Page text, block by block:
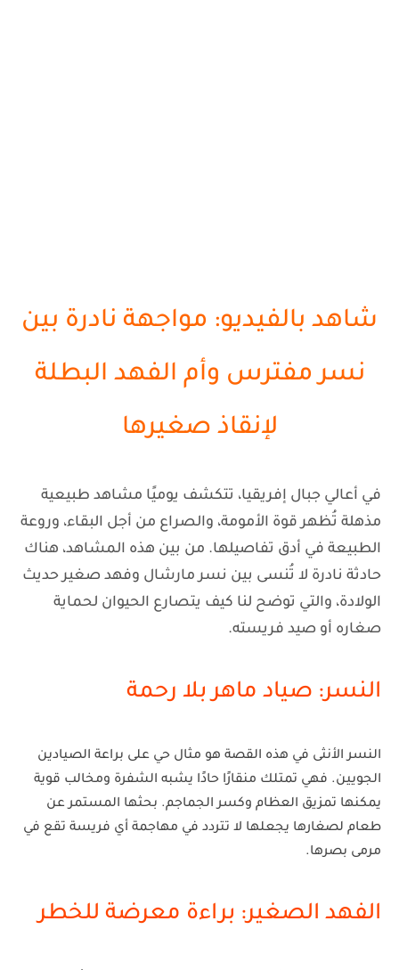
شاهد بالفيديو: مواجهة نادرة بين
نسر مفترس وأم الفهد البطلة
لإنقاذ صغيرها
في أعالي جبال إفريقيا، تتكشف يوميًا مشاهد طبيعية
مذهلة تُظهر قوة الأمومة، والصراع من أجل البقاء، وروعة
الطبيعة في أدق تفاصيلها. من بين هذه المشاهد، هناك
حادثة نادرة لا تُنسى بين نسر مارشال وفهد صغيرحديث
الولادة، والتي توضح لنا كيف يتصارع الحيوان لحماية
صغاره أو صيد فريسته.
النسر: صياد ماهر بلا رحمة
النسر الأنثى في هذه القصة هو مثال حي على براعة الصيادين
الجويين. فهي تمتلك منقارًا حادًا يشبه الشفرة ومخالب قوية
يمكنها تمزيق العظام وكسر الجماجم. بحثها المستمر عن
طعام لصغارها يجعلها لا تتردد في مهاجمة أي فريسة تقع في
مرمى بصرها.
الفهد الصغير: براءة معرضة للخطر